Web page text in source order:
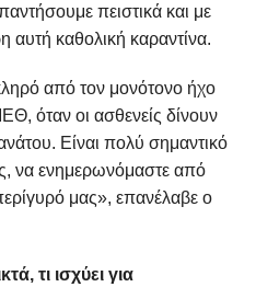
πειστικά και με
αυτή καθολική καραντίνα.
από τον μονότονο ήχο
όταν οι ασθενείς δίνουν
Είναι πολύ σημαντικό
να ενημερωνόμαστε από
μας», επανέλαβε ο
τι ισχύει για